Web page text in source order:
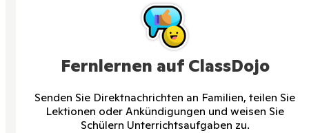
Fernlernen auf ClassDojo
Senden Sie Direktnachrichten an Familien, teilen Sie
Lektionen oder Ankündigungen und weisen Sie
Schülern Unterrichtsaufgaben zu.